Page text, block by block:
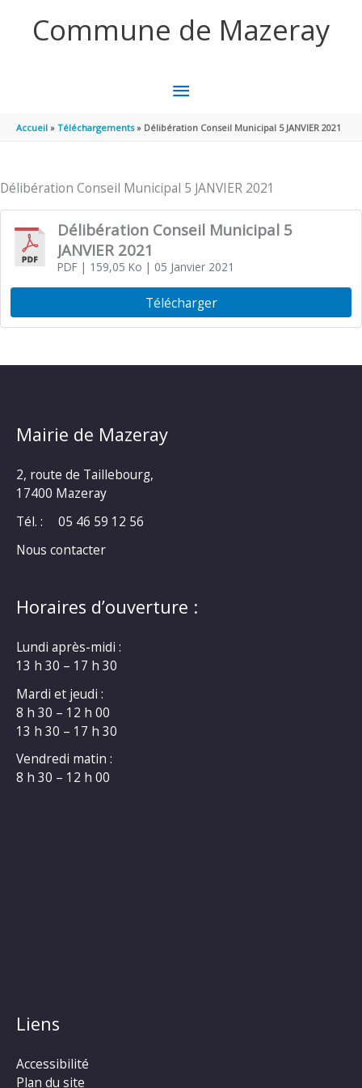
Commune de Mazeray
MENU
PRINCIPAL
Accueil Téléchargements Délibération Conseil Municipal 5 JANVIER 2021
Délibération Conseil Municipal 5 JANVIER 2021
Délibération Conseil Municipal 5
JANVIER 2021
PDF| 159,05 Ko | 05 Janvier 2021
Télécharger
Mairie de Mazeray
2, route de Taillebourg,
17400 Mazeray
Tél. :
05 46 59 12 56
Nous contacter
Horaires d’ouverture :
Lundi après-midi :
13 h 30 – 17 h 30
Mardi et jeudi :
8 h 30 – 12 h 00
13 h 30 – 17 h 30
Vendredi matin :
8 h 30 – 12 h 00
Liens
Accessibilité
Plan du site